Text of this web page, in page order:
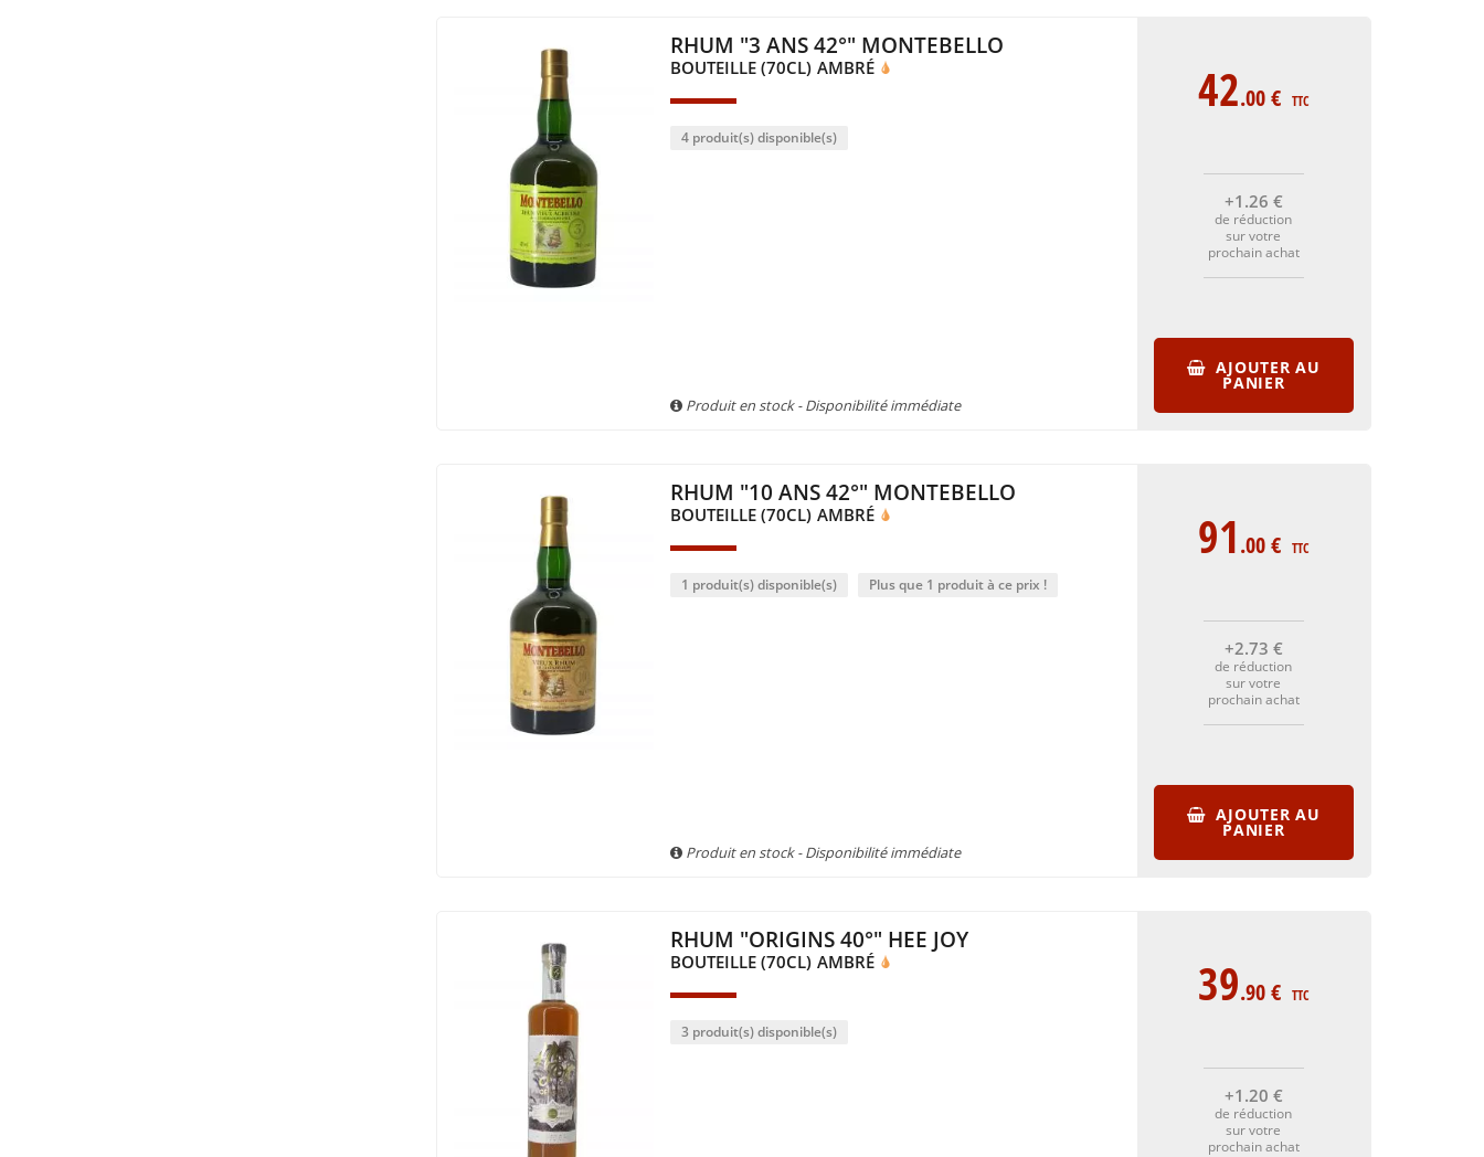
RHUM "3 ANS 42°" MONTEBELLO
BOUTEILLE (70CL) AMBRÉ
4 produit(s) disponible(s)
Produit en stock - Disponibilité immédiate
42.00€ TTC
+1 .26 €
de réduction
sur votre
prochain achat
AJOUTER AU
PANIER
RHUM "10 ANS 42°" MONTEBELLO
BOUTEILLE (70CL) AMBRÉ
1 produit(s) disponible(s) Plus que 1 produit à ce prix !
Produit en stock - Disponibilité immédiate
91.00€ TTC
+2.73 €
de réduction
sur votre
prochain achat
AJOUTER AU
PANIER
RHUM "ORIGINS 40°" HEE JOY
BOUTEILLE (70CL) AMBRÉ
3 produit(s) disponible(s)
39.90€ TTC
+1 .20 €
de réduction
sur votre
prochain achat